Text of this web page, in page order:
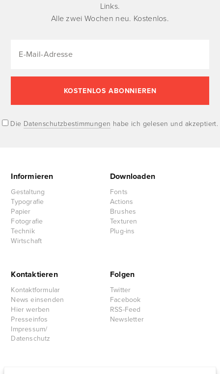
Links.
Alle zwei Wochen neu. Kostenlos.
Die Datenschutzbestimmungen habe ich gelesen und akzeptiert.
Informieren
Gestaltung
Typografie
Papier
Fotografie
Technik
Wirtschaft
Downloaden
Fonts
Actions
Brushes
Texturen
Plug-ins
Kontaktieren
Kontaktformular
News einsenden
Hier werben
Presseinfos
Impressum/
Datenschutz
Folgen
Twitter
Facebook
RSS-Feed
Newsletter